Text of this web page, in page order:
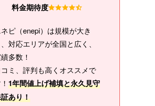
料金期待度
ピ（enepi）は規模が大き
、対応エリアが全国と広く、
多数！
ミ、評判も高くオススメで
1年間値上げ補填と永久見守
あり！